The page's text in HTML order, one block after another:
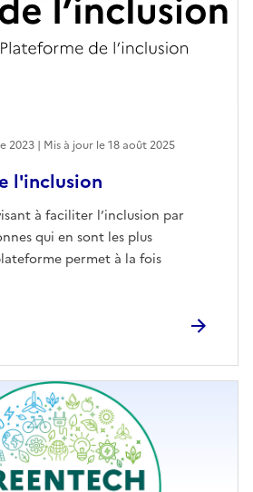
l'inclusion
à faciliter l’inclusion par
qui en sont les plus
permet à la fois
2023 | Mis à jour le 18 août 2025